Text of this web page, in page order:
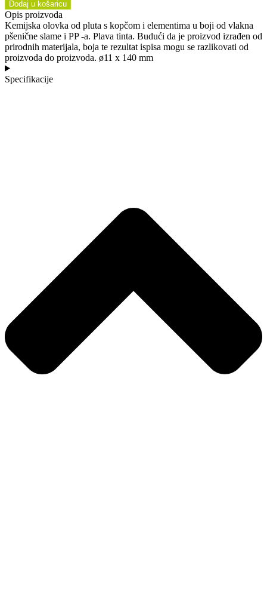
Dodaj u košaricu
Opis proizvoda
Kemijska olovka od pluta s kopčom i elementima u boji od vlakna
pšenične slame i PP -a. Plava tinta. Budući da je proizvod izrađen od
prirodnih materijala, boja te rezultat ispisa mogu se razlikovati od
proizvoda do proizvoda. ø11 x 140 mm
Specifikacije